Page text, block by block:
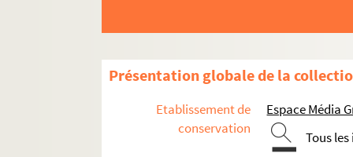
Présentation globale de la
Etablissement de
conservation
Espace Média
Tous
J'ai pris un petit train
Le mathématicien